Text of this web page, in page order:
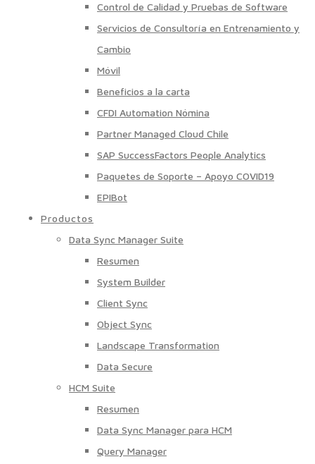
Control de Calidad y Pruebas de Software
Servicios de Consultoría en Entrenamiento y
Cambio
Móvil
Beneficios a la carta
CFDI Automation Nómina
Partner Managed Cloud Chile
SAP SuccessFactors People Analytics
Paquetes de Soporte – Apoyo COVID19
EPIBot
Productos
Data Sync Manager Suite
Resumen
System Builder
Client Sync
Object Sync
Landscape Transformation
Data Secure
HCM Suite
Resumen
Data Sync Manager para HCM
Query Manager